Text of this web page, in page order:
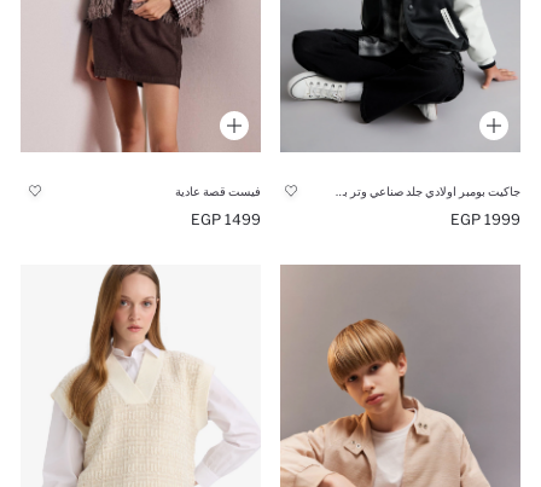
1999 EGP
فيست قصة عادية
1499 EGP